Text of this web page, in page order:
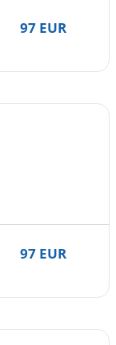
97 EUR
97 EUR